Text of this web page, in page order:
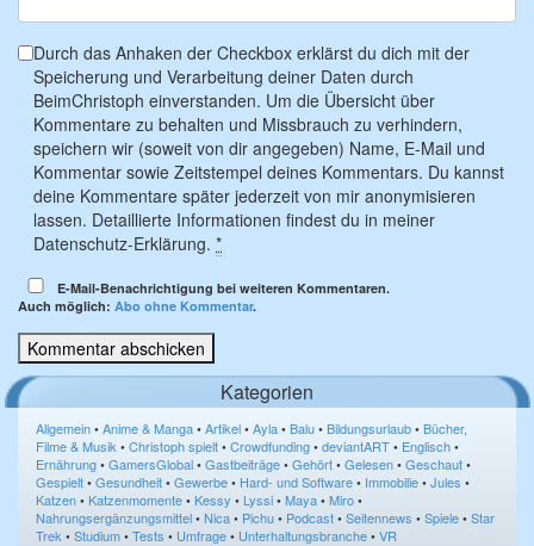
Durch das Anhaken der Checkbox erklärst du dich mit der
Speicherung und Verarbeitung deiner Daten durch
BeimChristoph einverstanden. Um die Übersicht über
Kommentare zu behalten und Missbrauch zu verhindern,
speichern wir (soweit von dir angegeben) Name, E-Mail und
Kommentar sowie Zeitstempel deines Kommentars. Du kannst
deine Kommentare später jederzeit von mir anonymisieren
lassen. Detaillierte Informationen findest du in meiner
Datenschutz-Erklärung. *
E-Mail-Benachrichtigung bei weiteren Kommentaren.
Auch möglich: Abo ohne Kommentar.
Kategorien
Allgemein•Anime & Manga•Artikel•Ayla•Balu•Bildungsurlaub•Bücher,
Filme & Musik •Christoph spielt•Crowdfunding•deviantART• Englisch•
Ernährung•GamersGlobal•Gastbeiträge•Gehört•Gelesen•Geschaut•
Gespielt•Gesundheit•Gewerbe• Hard- und Software• Immobilie•Jules •
Katzen•Katzenmomente•Kessy • Lyssi•Maya•Miro•
Nahrungsergänzungsmittel•Nica• Pichu• Podcast•Seitennews •Spiele•Star
Trek •Studium•Tests • Umfrage• Unterhaltungsbranche•VR